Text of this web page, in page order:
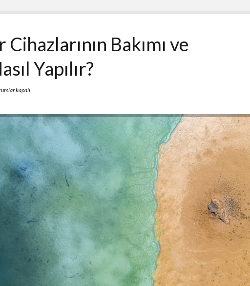
Cihazlarının Bakımı ve
Yapılır?
kapalı